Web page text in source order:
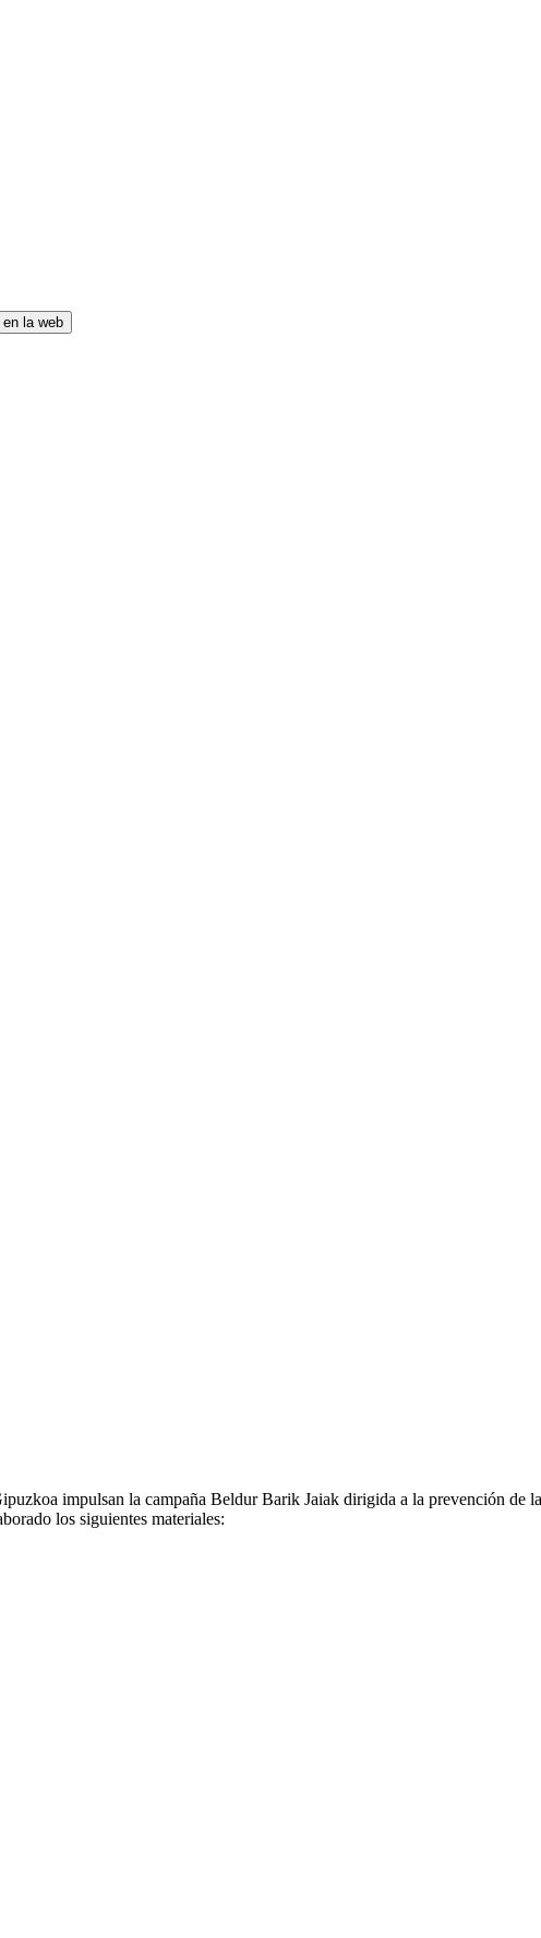
impulsan la campaña Beldur Barik Jaiak dirigida a la prevención de
los siguientes materiales: